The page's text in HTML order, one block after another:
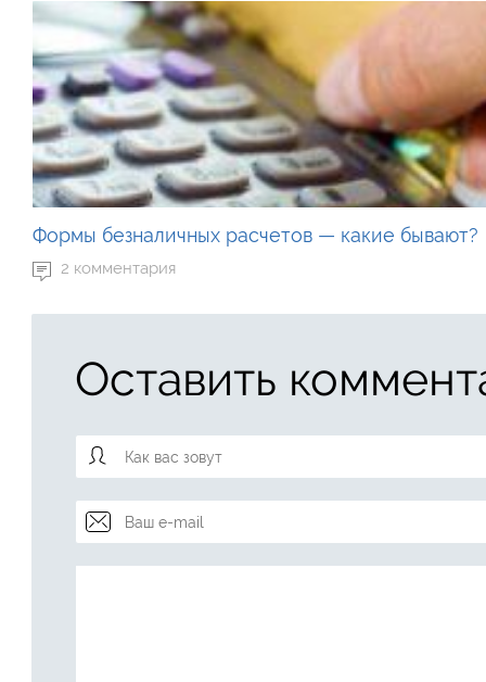
Формы безналичных расчетов — какие бывают?
2 комментария
Оставить